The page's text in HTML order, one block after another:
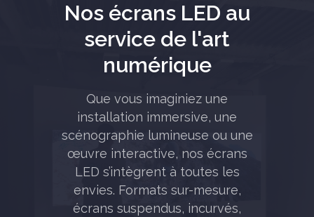
Nos écrans LED au
service de l'art
numérique
Que vous imaginiez une
installation immersive, une
scénographie lumineuse ou une
œuvre interactive, nos écrans
LED s’intègrent à toutes les
envies. Formats sur-mesure,
écrans suspendus, incurvés,